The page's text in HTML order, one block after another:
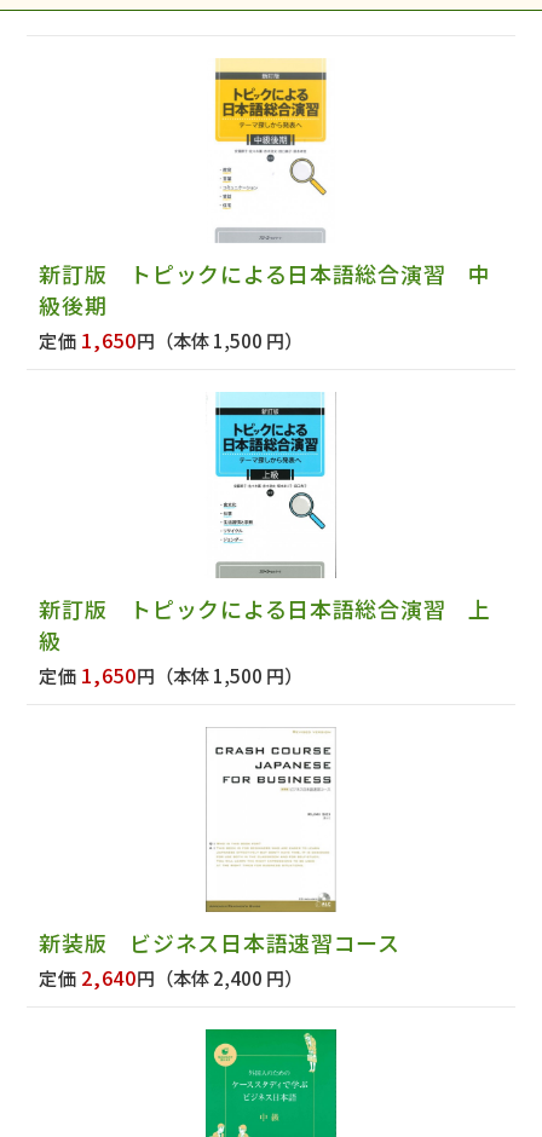
新訂版 トピックによる日本語総合演習 中
級後期
定価 1,650円 （本体 1,500 円）
新訂版 トピックによる日本語総合演習 上
級
定価 1,650円 （本体 1,500 円）
新装版 ビジネス日本語速習コース
定価 2,640円 （本体 2,400 円）